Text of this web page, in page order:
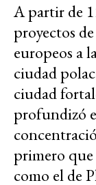
A partir de
proyectos
europeos a
ciudad
ciudad
profundizó
primero que
como el de